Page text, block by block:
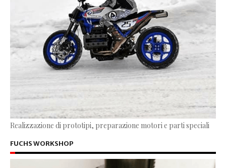
Realizzazione di prototipi, preparazione motori e parti speciali
FUCHS WORKSHOP